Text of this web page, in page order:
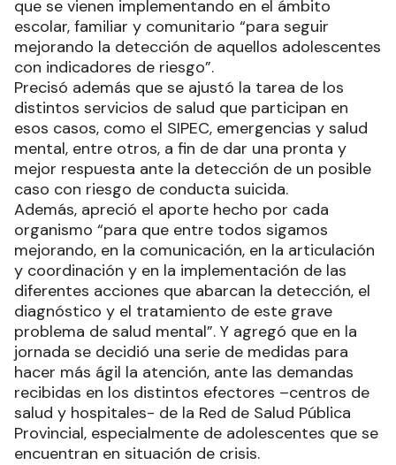
que se vienen implementando en el ámbito
escolar, familiar y comunitario “para seguir
mejorando la detección de aquellos adolescentes
con indicadores de riesgo”.
Precisó además que se ajustó la tarea de los
distintos servicios de salud que participan en
esos casos, como el SIPEC, emergencias y salud
mental, entre otros, a fin de dar una pronta y
mejor respuesta ante la detección de un posible
caso con riesgo de conducta suicida.
Además, apreció el aporte hecho por cada
organismo “para que entre todos sigamos
mejorando, en la comunicación, en la articulación
y coordinación y en la implementación de las
diferentes acciones que abarcan la detección, el
diagnóstico y el tratamiento de este grave
problema de salud mental”. Y agregó que en la
jornada se decidió una serie de medidas para
hacer más ágil la atención, ante las demandas
recibidas en los distintos efectores –centros de
salud y hospitales- de la Red de Salud Pública
Provincial, especialmente de adolescentes que se
encuentran en situación de crisis.